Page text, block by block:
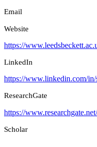
Email
Website
https://
LinkedIn
https://www.linkedin.com/in/
ResearchGate
https://
Scholar